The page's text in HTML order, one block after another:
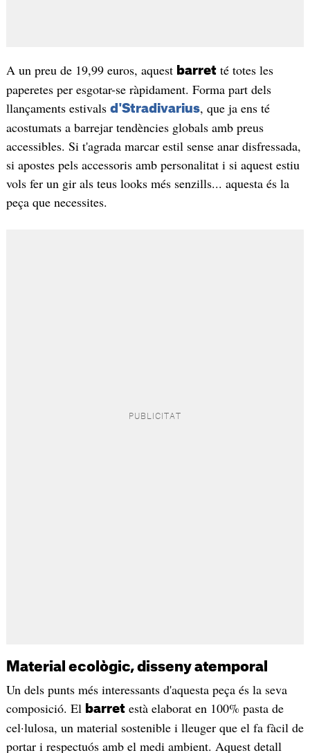
A un preu de 19,99 euros, aquest barretté totes les
paperetes per esgotar-se ràpidament. Forma part dels
llançaments estivals d'Stradivarius, que ja ens té
acostumats a barrejar tendències globals amb preus
accessibles. Si t'agrada marcar estil sense anar disfressada,
si apostes pels accessoris amb personalitat i si aquest estiu
vols fer un gir als teus looks més senzills... aquesta és la
peça que necessites.
Material ecològic, disseny atemporal
Un dels punts més interessants d'aquesta peça és la seva
composició. El barretestà elaborat en 100% pasta de
cel·lulosa, un material sostenible i lleuger que el fa fàcil de
portar i respectuós amb el medi ambient. Aquest detall